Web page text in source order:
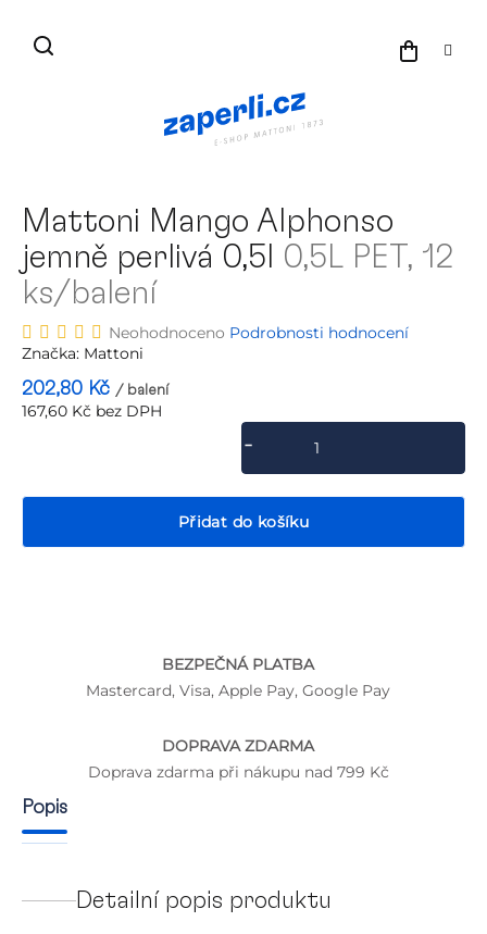
obsah
Mattoni Mango Alphonso
jemně perlivá 0,5l 0,5L PET, 12
ks/balení
Průměrné
hodnocení
je
0,0
Neohodnoceno Podrobnosti hodnocení
Značka: Mattoni
202,80 Kč / balení
167,60 Kč bez DPH
Přidat do košíku
BEZPEČNÁ PLATBA
Mastercard, Visa, Apple Pay, Google Pay
DOPRAVA ZDARMA
Doprava zdarma při nákupu nad 799 Kč
Popis
Detailní popis produktu